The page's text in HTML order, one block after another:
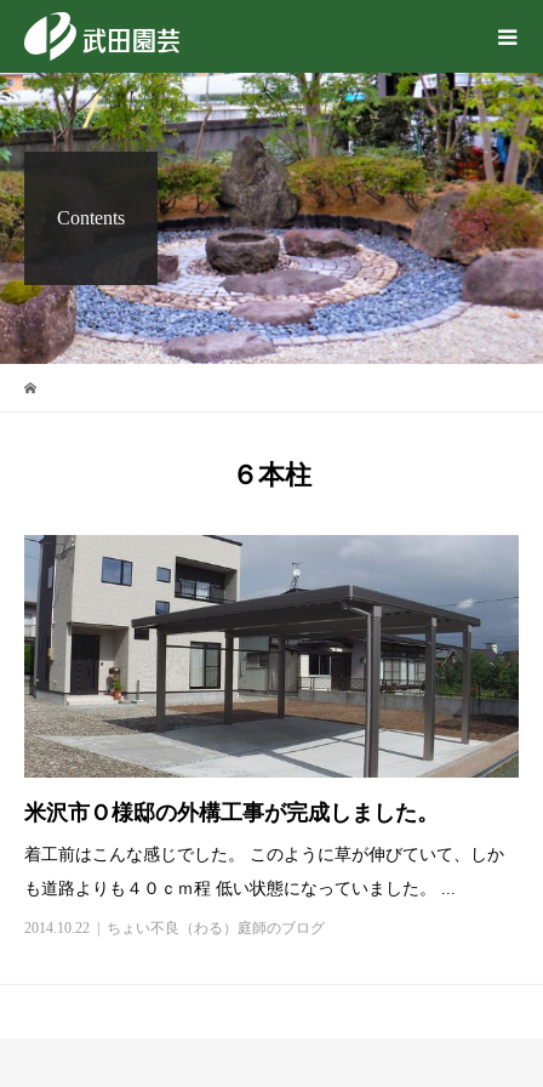
Contents
６本柱
米沢市Ｏ様邸の外構工事が完成しました。
着工前はこんな感じでした。 このように草が伸びていて、しか
も道路よりも４０ｃｍ程 低い状態になっていました。 ...
2014.10.22 ちょい不良（わる）庭師のブログ